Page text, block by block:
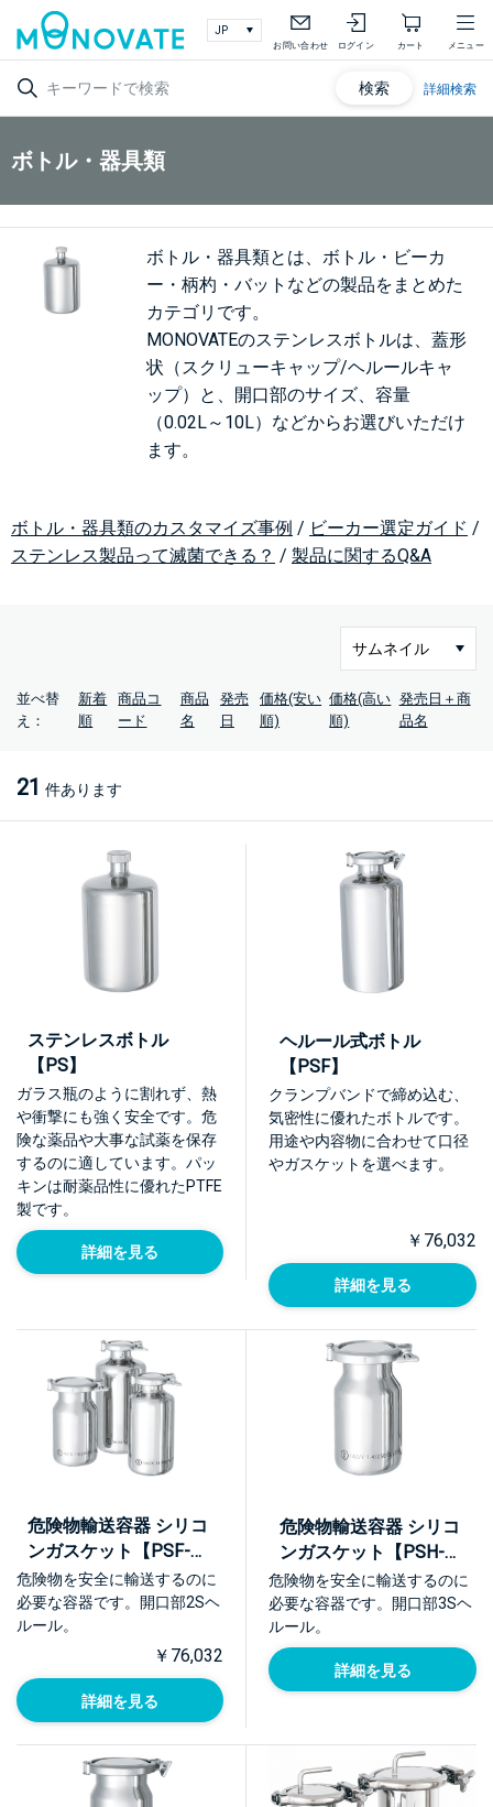
お問い合わせ ログイン カート メニュー
検索 詳細検索
ボトル・器具類
ボトル・器具類とは、ボトル・ビーカ
ー・柄杓・バットなどの製品をまとめた
カテゴリです。
MONOVATEのステンレスボトルは、蓋形
状（スクリューキャップ/ヘルールキャ
ップ）と、開口部のサイズ、容量
（0.02L～10L）などからお選びいただけ
ます。
ボトル・器具類のカスタマイズ事例 / ビーカー選定ガイド /
ステンレス製品って滅菌できる？ / 製品に関するQ&A
並べ替
え：
新着
順
商品コ
ード
商品
名
発売
日
価格(安い
順)
価格(高い
順)
発売日＋商
品名
21 件あります
ステンレスボトル
【PS】
ガラス瓶のように割れず、熱
や衝撃にも強く安全です。危
険な薬品や大事な試薬を保存
するのに適しています。パッ
キンは耐薬品性に優れたPTFE
製です。
詳細を見る
ヘルール式ボトル
【PSF】
クランプバンドで締め込む、
気密性に優れたボトルです。
用途や内容物に合わせて口径
やガスケットを選べます。
￥76,032
詳細を見る
危険物輸送容器 シリコ
ンガスケット【PSF-
UN】
危険物を安全に輸送するのに
必要な容器です。開口部2Sヘ
ルール。
￥76,032
詳細を見る
危険物輸送容器 シリコ
ンガスケット【PSH-
UN】
危険物を安全に輸送するのに
必要な容器です。開口部3Sヘ
ルール。
詳細を見る